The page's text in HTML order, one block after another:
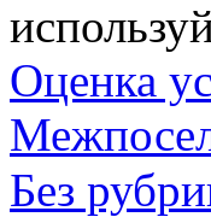
Оценка
Без